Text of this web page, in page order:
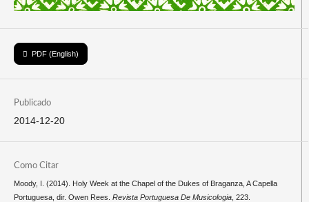
PDF (English)
Publicado
2014-12-20
Como Citar
Moody, I. (2014). Holy Week at the Chapel of the Dukes of Braganza, A Capella
Portuguesa, dir. Owen Rees. Revista Portuguesa De Musicologia, 223.